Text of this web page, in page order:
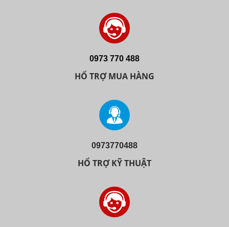
0973 770 488
HỔ TRỢ MUA HÀNG
0973770488
HỔ TRỢ KỸ THUẬT